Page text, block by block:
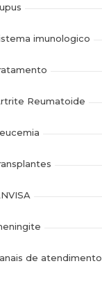
imunologico
Reumatoide
de atendimento